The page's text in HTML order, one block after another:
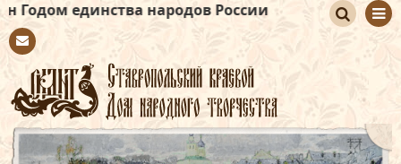
народов России
tact
иск